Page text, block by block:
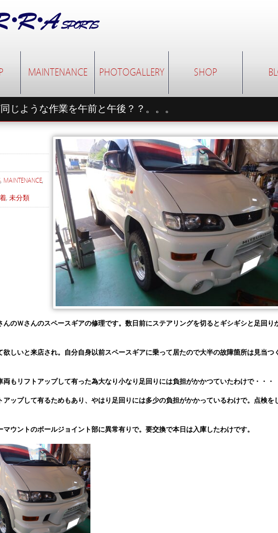
MAINTENANCE PHOTOGALLERY SHOP
じような作業を午前と午後？？。。。
, MAINTENANCE,
, 未分類
んのＷさんのスペースギアの修理です。数日前にステアリングを切るとギシギシと足回り
欲しいと来店され。自分自身以前スペースギアに乗って居たので大半の故障箇所は見当つ
両もリフトアップして有った為大なり小なり足回りには負担がかかつていたわけで・・・
アップして有るためもあり、やはり足回りには多少の負担がかかっているわけで。点検を
マウントのボールジョイント部に異常有りで。要交換で本日は入庫したわけです。